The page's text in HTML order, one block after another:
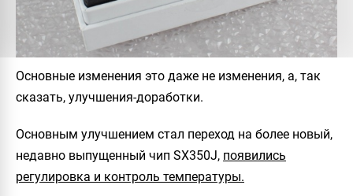
Основные изменения это даже не изменения, а, так
сказать, улучшения-доработки.
Основным улучшением стал переход на более новый,
недавно выпущенный чип SX350J, появились
регулировка и контроль температуры.